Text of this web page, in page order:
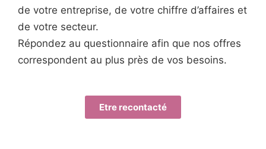
de votre entreprise, de votre chiffre d’affaires et
de votre secteur.
Répondez au questionnaire afin que nos offres
correspondent au plus près de vos besoins.
Etre recontacté